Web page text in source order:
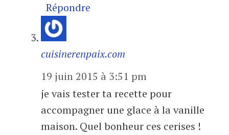
Répondre
cuisinerenpaix.com
19 juin 2015 à 3:51 pm
je vais tester ta recette pour
accompagner une glace à la vanille
maison. Quel bonheur ces cerises !